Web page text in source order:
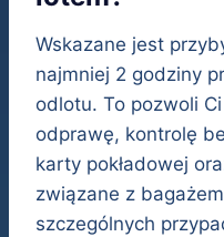
Wskazane jest
najmniej 2 godziny
odlotu. To pozwoli
odprawę, kontrolę
karty pokładowej
związane z
szczególnych